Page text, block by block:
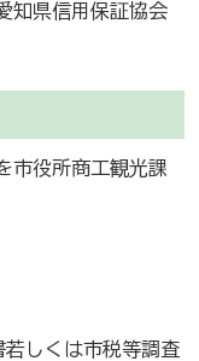
知県信用保証協会
市役所商工観光課
しくは市税等調査